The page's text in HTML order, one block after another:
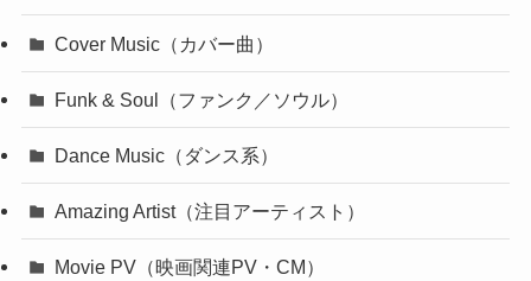
Cover Music（カバー曲）
Funk & Soul（ファンク／ソウル）
Dance Music（ダンス系）
Amazing Artist（注目アーティスト）
Movie PV（映画関連PV・CM）